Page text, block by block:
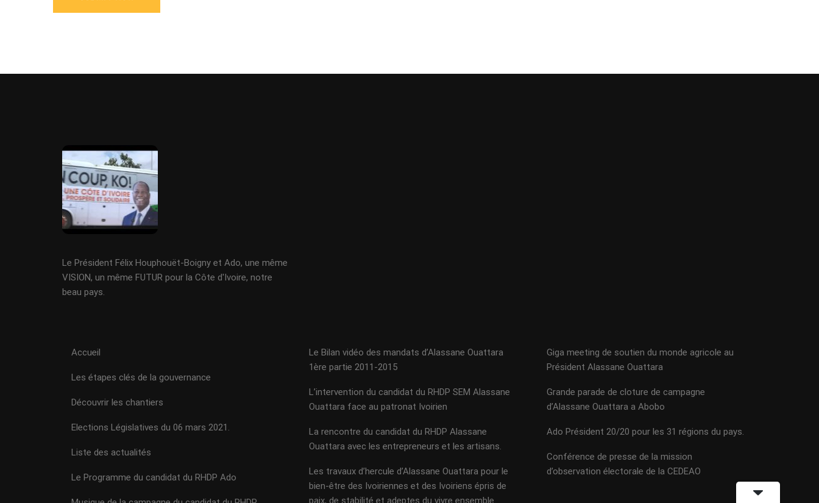
Le Président Félix Houphouët-Boigny et Ado, une même
VISION, un même FUTUR pour la Côte d'Ivoire, notre
beau pays.
Accueil
Les étapes clés de la gouvernance
Découvrir les chantiers
Elections Législatives du 06 mars 2021.
Liste des actualités
Le Programme du candidat du RHDP Ado
Le Bilan vidéo des mandats d’Alassane Ouattara
1ère partie 2011-2015
L’intervention du candidat du RHDP SEM Alassane
Ouattara face au patronat Ivoirien
La rencontre du candidat du RHDP Alassane
Ouattara avec les entrepreneurs et les artisans.
Les travaux d’hercule d’Alassane Ouattara pour le
bien-être des Ivoiriennes et des Ivoiriens épris de
paix, de stabilité et adeptes du vivre ensemble.
Giga meeting de soutien du monde agricole au
Président Alassane Ouattara
Grande parade de cloture de campagne
d’Alassane Ouattara a Abobo
Ado Président 20/20 pour les 31 régions du pays.
Conférence de presse de la mission
d’observation électorale de la CEDEAO